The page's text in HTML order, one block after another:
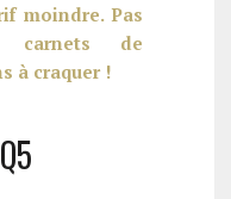
moindre. Pas
carnets de
à craquer !